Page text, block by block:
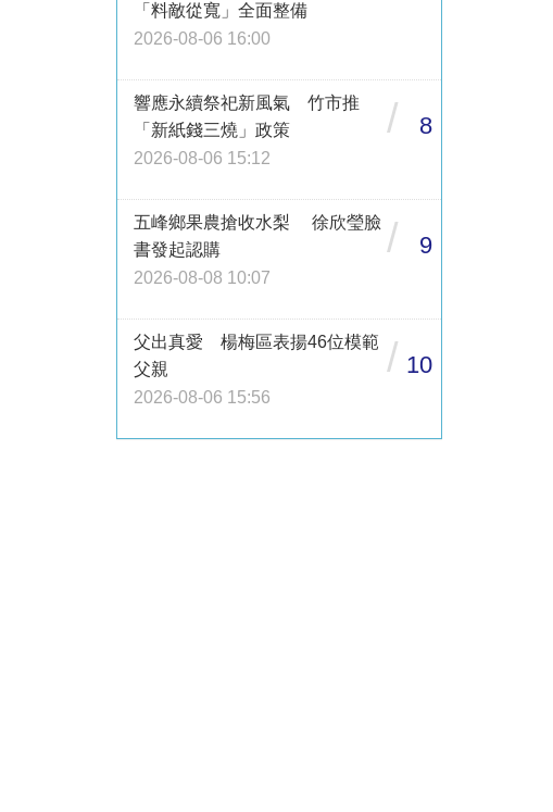
「料敵從寬」全面整備
2026-08-06 16:00
響應永續祭祀新風氣 竹市推
「新紙錢三燒」政策
2026-08-06 15:12
/ 8
五峰鄉果農搶收水梨 徐欣瑩臉
書發起認購
2026-08-08 10:07
/ 9
父出真愛 楊梅區表揚46位模範
父親
2026-08-06 15:56
/ 10